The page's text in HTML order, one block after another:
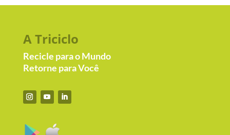
A Triciclo
Recicle para o Mundo
Retorne para Você